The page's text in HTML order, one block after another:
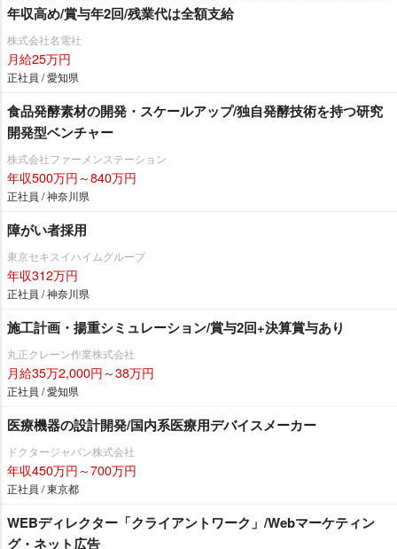
年収高め/賞与年2回/残業代は全額支給
株式会社名電社
月給25万円
正社員 / 愛知県
食品発酵素材の開発・スケールアップ/独自発酵技術を持つ研究
開発型ベンチャー
株式会社ファーメンステーション
年収500万円～840万円
正社員 / 神奈川県
障がい者採用
東京セキスイハイムグループ
年収312万円
正社員 / 神奈川県
施工計画・揚重シミュレーション/賞与2回+決算賞与あり
丸正クレーン作業株式会社
月給35万2,000円～38万円
正社員 / 愛知県
医療機器の設計開発/国内系医療用デバイスメーカー
ドクタージャパン株式会社
年収450万円～700万円
正社員 / 東京都
WEBディレクター「クライアントワーク」/Webマーケティン
グ・ネット広告